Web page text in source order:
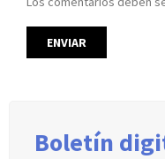
Boletín